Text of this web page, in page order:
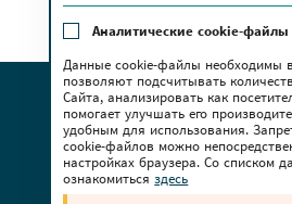
Аналитические cookie-файлы
Данные cookie-файлы необходимы в
позволяют подсчитывать
Сайта, анализировать как
помогает улучшать его
удобным для использования.
cookie-файлов можно
настройках браузера. Со списком
ознакомитьсяздесь